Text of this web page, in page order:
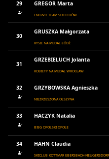
29 GREGOR Marta
ENERVIT TEAM SULECHÓW
30
GRUSZKA Małgorzata
RYSIE NA MEDAL ŁÓDŹ
31
GRZEBIELUCH Jolanta
KOBIETY NA MEDAL WROCŁAW
32 GRZYBOWSKA Agnieszka
NIEZRZESZONA OLSZYNA
33 HACZYK Natalia
BIEG OPOLSKI OPOLE
34 HAHN Claudia
SKICLUB KOTTMAR EBERSBACH-NEUGERSDORF